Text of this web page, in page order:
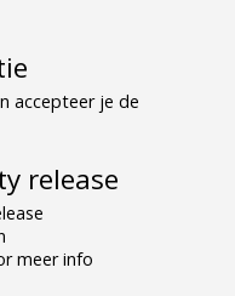
accepteer je de
release
meer info